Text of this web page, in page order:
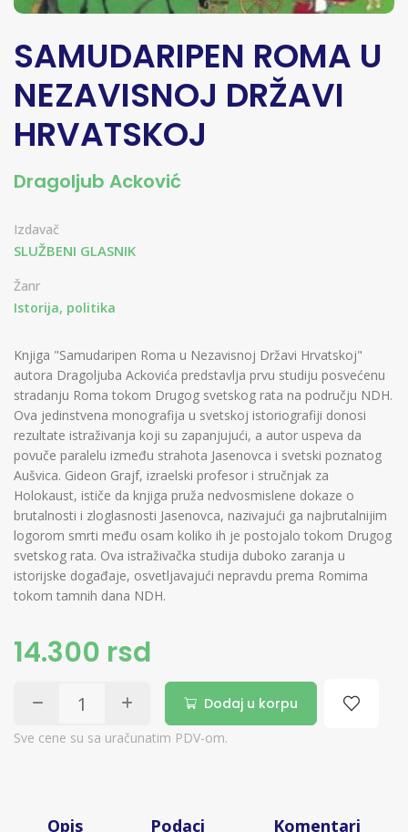
SAMUDARIPEN ROMA U
NEZAVISNOJ DRŽAVI
HRVATSKOJ
Dragoljub Acković
Izdavač
SLUŽBENI GLASNIK
Žanr
Istorija, politika
Knjiga "Samudaripen Roma u Nezavisnoj Državi Hrvatskoj"
autora Dragoljuba Ackovića predstavlja prvu studiju posvećenu
stradanju Roma tokom Drugog svetskog rata na području NDH.
Ova jedinstvena monografija u svetskoj istoriografiji donosi
rezultate istraživanja koji su zapanjujući, a autor uspeva da
povuče paralelu između strahota Jasenovca i svetski poznatog
Aušvica. Gideon Grajf, izraelski profesor i stručnjak za
Holokaust, ističe da knjiga pruža nedvosmislene dokaze o
brutalnosti i zloglasnosti Jasenovca, nazivajući ga najbrutalnijim
logorom smrti među osam koliko ih je postojalo tokom Drugog
svetskog rata. Ova istraživačka studija duboko zaranja u
istorijske događaje, osvetljavajući nepravdu prema Romima
tokom tamnih dana NDH.
14.300 rsd
Dodaj u korpu
Sve cene su sa uračunatim PDV-om.
Opis Podaci Komentari